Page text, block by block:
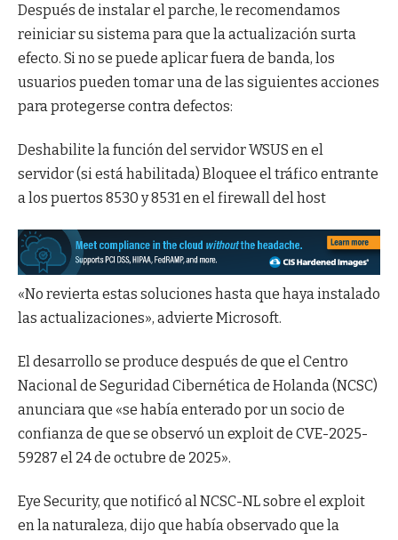
Después de instalar el parche, le recomendamos
reiniciar su sistema para que la actualización surta
efecto. Si no se puede aplicar fuera de banda, los
usuarios pueden tomar una de las siguientes acciones
para protegerse contra defectos:
Deshabilite la función del servidor WSUS en el
servidor (si está habilitada) Bloquee el tráfico entrante
a los puertos 8530 y 8531 en el firewall del host
«No revierta estas soluciones hasta que haya instalado
las actualizaciones», advierte Microsoft.
El desarrollo se produce después de que el Centro
Nacional de Seguridad Cibernética de Holanda (NCSC)
anunciara que «se había enterado por un socio de
confianza de que se observó un exploit de CVE-2025-
59287 el 24 de octubre de 2025».
Eye Security, que notificó al NCSC-NL sobre el exploit
en la naturaleza, dijo que había observado que la